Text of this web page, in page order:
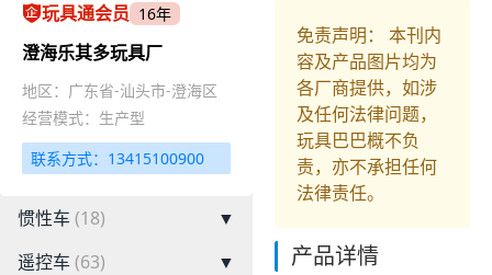
玩具通会员 16年
澄海乐其多玩具厂
地区：广东省-汕头市-澄海区
经营模式：生产型
联系方式：13415100900
惯性车 (18)
▼
遥控车 (63)
▼
免责声明： 本刊内
容及产品图片均为
各厂商提供，如涉
及任何法律问题，
玩具巴巴概不负
责，亦不承担任何
法律责任。
产品详情